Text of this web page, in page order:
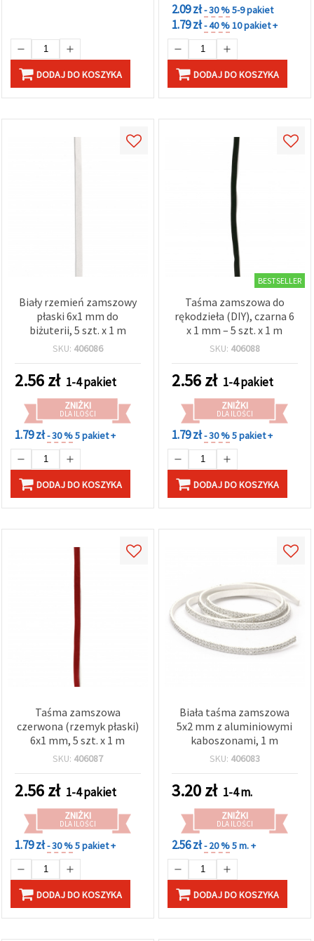
DODAJ DO KOSZYKA
2.09 zł- 30 %5-9 pakiet
1.79 zł- 40 %10 pakiet +
DODAJ DO KOSZYKA
Biały rzemień zamszowy
płaski 6x1 mm do
biżuterii, 5 szt. x 1 m
SKU: 406086
2.56zł 1-4 pakiet
ZNIŻKI
DLA ILOŚCI
1.79 zł- 30 %5 pakiet +
DODAJ DO KOSZYKA
BESTSELLER
Taśma zamszowa do
rękodzieła (DIY), czarna 6
x 1 mm – 5 szt. x 1 m
SKU: 406088
2.56zł 1-4 pakiet
ZNIŻKI
DLA ILOŚCI
1.79 zł- 30 %5 pakiet +
DODAJ DO KOSZYKA
Taśma zamszowa
czerwona (rzemyk płaski)
6x1 mm, 5 szt. x 1 m
SKU: 406087
2.56zł 1-4 pakiet
ZNIŻKI
DLA ILOŚCI
1.79 zł- 30 %5 pakiet +
DODAJ DO KOSZYKA
Biała taśma zamszowa
5x2 mm z aluminiowymi
kaboszonami, 1 m
SKU: 406083
3.20zł 1-4 m.
ZNIŻKI
DLA ILOŚCI
2.56 zł- 20 %5 m. +
DODAJ DO KOSZYKA